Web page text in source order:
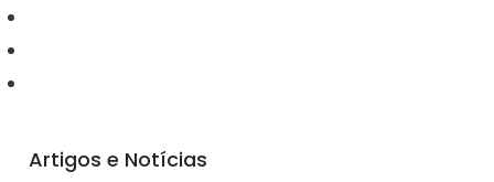
Artigos e Notícias